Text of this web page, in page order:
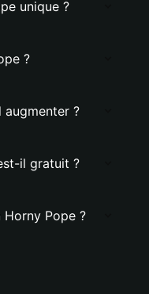
unique ?
?
?
il gratuit ?
Pope ?